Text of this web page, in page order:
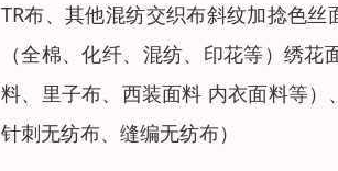
TR布、其他混纺交织布斜纹加捻色
（全棉、化纤、混纺、印花等）绣
料、里子布、西装面料 内衣面料等
针刺无纺布、缝编无纺布）